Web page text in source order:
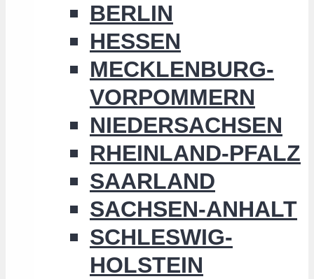
BERLIN
HESSEN
MECKLENBURG-
VORPOMMERN
NIEDERSACHSEN
RHEINLAND-PFALZ
SAARLAND
SACHSEN-ANHALT
SCHLESWIG-
HOLSTEIN